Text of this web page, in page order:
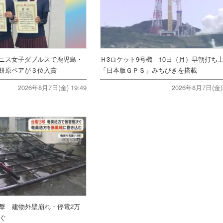
女子ダブルスで鹿児島・
原ペアが３位入賞
2026年8月7日(金) 19:49
Ｈ3ロケット9号機 10日（月）早朝打
「日本版ＧＰＳ」みちびきを搭載
2026年8月7日(金
建物外壁崩れ・停電2万